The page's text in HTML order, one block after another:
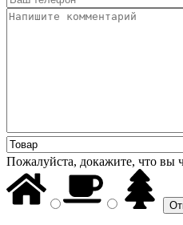
Пожалуйста, докажите, что вы